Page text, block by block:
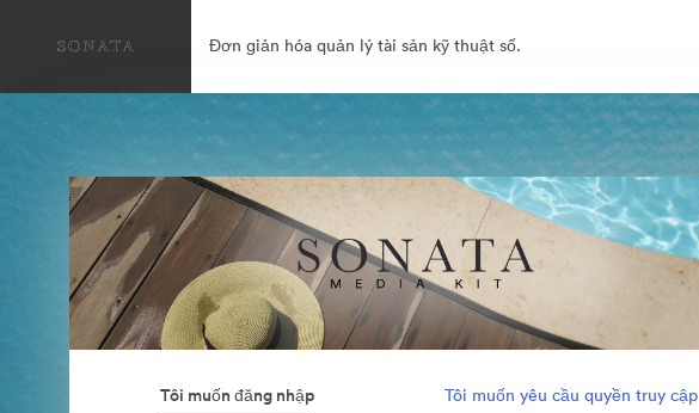
Đơn giản hóa quản lý tài sản kỹ thuật số.
Tôi muốn đăng nhập Tôi muốn yêu cầu quyền truy cập